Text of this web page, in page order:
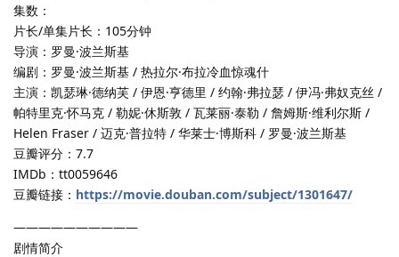
集数：
片长/单集片长：105分钟
导演：罗曼·波兰斯基
编剧：罗曼·波兰斯基 / 热拉尔·布拉冷血惊魂什
主演：凯瑟琳·德纳芙 / 伊恩·亨德里 / 约翰·弗拉瑟 / 伊冯·弗奴克丝 /
帕特里克·怀马克 / 勒妮·休斯敦 / 瓦莱丽·泰勒 / 詹姆斯·维利尔斯 /
Helen Fraser / 迈克·普拉特 / 华莱士·博斯科 / 罗曼·波兰斯基
豆瓣评分：7.7
IMDb：tt0059646
豆瓣链接： https://movie.douban.com/subject/1301647/
——————————
剧情简介